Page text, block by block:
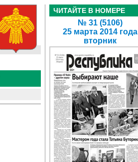
ЧИТАЙТЕ В НОМЕРЕ
№ 31 (5106)
25 марта 2014 года
вторник